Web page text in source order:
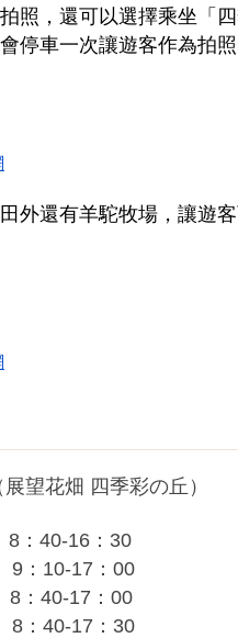
照，還可以選擇乘坐「
停車一次讓遊客作為拍照
外還有羊駝牧場，讓遊
望花畑 四季彩の丘）
40-16：30
17：00
17：00
17：30